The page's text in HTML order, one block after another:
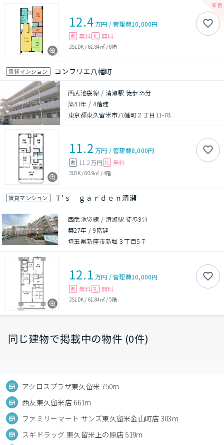
12.4万円 /管理費10,000円
敷 無料 礼 無料
2SLDK / 61.84㎡/8階
賃貸マンション コンフリエ八幡町
西武池袋線 / 清瀬駅 徒歩35分
築31年 /4階建
東京都東久留米市八幡町２丁目11-78
11.2 万円 /管理費8,000円
敷 11.2万円 礼 無料
3LDK/60.9㎡ /4階
賃貸マンション Ｔ′ｓ ｇａｒｄｅｎ清瀬
西武池袋線 / 清瀬駅 徒歩9分
築27年 /9階建
埼玉県新座市新堀３丁目5-7
12.1 万円 /管理費10,000円
敷 無料 礼 無料
2SLDK / 61.84㎡/5階
同じ建物で掲載中の物件 (0件)
アクロスプラザ東久留米 750m
西友東久留米店 661m
ファミリーマート サンズ東久留米金山町店 303m
スギドラッグ 東久留米上の原店 519m